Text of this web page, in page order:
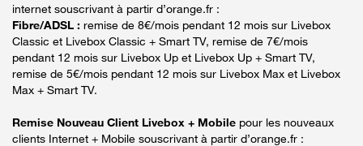
internet souscrivant à partir d’orange.fr :
Fibre/ADSL : remise de 8€/mois pendant 12 mois sur Livebox
Classic et Livebox Classic + Smart TV, remise de 7€/mois
pendant 12 mois sur Livebox Up et Livebox Up + Smart TV,
remise de 5€/mois pendant 12 mois sur Livebox Max et Livebox
Max + Smart TV.
Remise Nouveau Client Livebox + Mobile pour les nouveaux
clients Internet + Mobile souscrivant à partir d’orange.fr :